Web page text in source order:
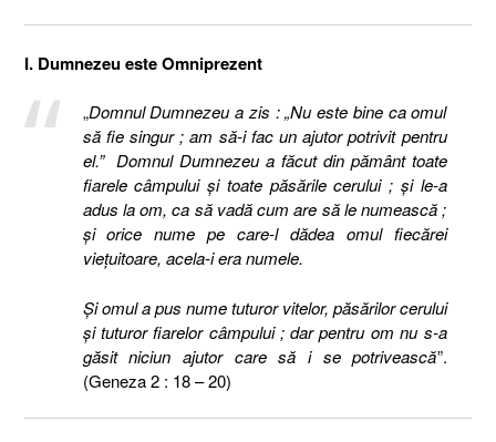
I. Dumnezeu este Omniprezent
„Domnul Dumnezeu a zis : „Nu este bine ca omul
să fie singur ; am să-i fac un ajutor potrivit pentru
el.”Domnul Dumnezeu a făcut din pământ toate
fiarele câmpului şi toate păsările cerului ; şi le-a
adus la om, ca să vadă cum are să le numească ;
şi orice nume pe care-l dădea omul fiecărei
vieţuitoare, acela-i era numele.
Şi omul a pus nume tuturor vitelor, păsărilor cerului
şi tuturor fiarelor câmpului ; dar pentru om nu s-a
găsit niciun ajutor care să i se potrivească”.
(Geneza 2 : 18 – 20)